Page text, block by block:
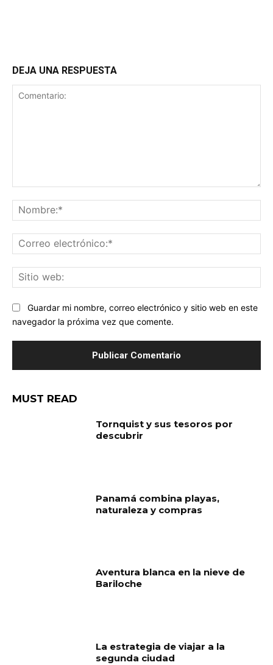
DEJA UNA RESPUESTA
Guardar mi nombre, correo electrónico y sitio web en este
navegador la próxima vez que comente.
MUST READ
Tornquist y sus tesoros por
descubrir
Panamá combina playas,
naturaleza y compras
Aventura blanca en la nieve de
Bariloche
La estrategia de viajar a la
segunda ciudad